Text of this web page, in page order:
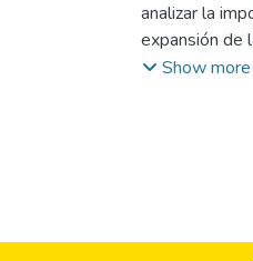
Guzmán
Rosales
Rodríguez
analizar la
expansión de
El Salvador
Show more